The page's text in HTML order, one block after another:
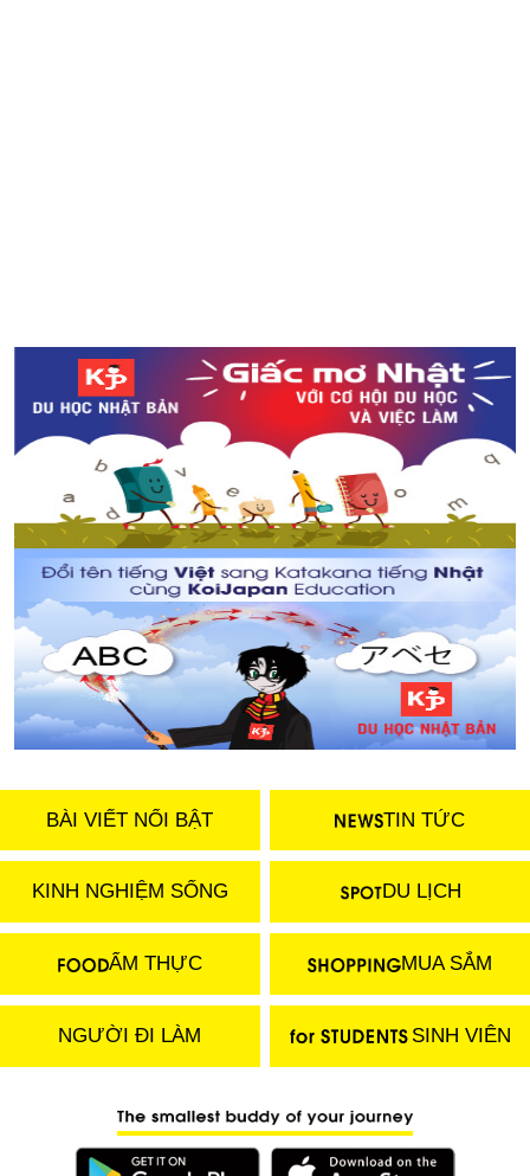
BÀI VIẾT NỔI BẬT TIN TỨC
KINH NGHIỆM SỐNG DU LỊCH
ẨM THỰC MUA SẮM
NGƯỜI ĐI LÀM SINH VIÊN